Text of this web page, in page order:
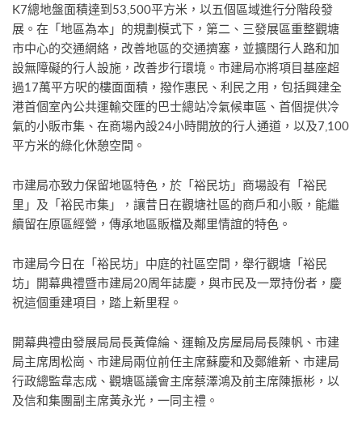
K7總地盤面積達到53,500平方米，以五個區域進行分階段發
展。在「地區為本」的規劃模式下，第二、三發展區重整觀塘
市中心的交通網絡，改善地區的交通擠塞，並擴闊行人路和加
設無障礙的行人設施，改善步行環境。市建局亦將項目基座超
過17萬平方呎的樓面面積，撥作惠民、利民之用，包括興建全
港首個室內公共運輸交匯的巴士總站冷氣候車區、首個提供冷
氣的小販市集、在商場內設24小時開放的行人通道，以及7,100
平方米的綠化休憩空間。
市建局亦致力保留地區特色，於「裕民坊」商場設有「裕民
里」及「裕民市集」，讓昔日在觀塘社區的商戶和小販，能繼
續留在原區經營，傳承地區販檔及鄰里情誼的特色。
市建局今日在「裕民坊」中庭的社區空間，舉行觀塘「裕民
坊」開幕典禮暨市建局20周年誌慶，與市民及一眾持份者，慶
祝這個重建項目，踏上新里程。
開幕典禮由發展局局長黃偉綸、運輸及房屋局局長陳帆、市建
局主席周松崗、市建局兩位前任主席蘇慶和及鄭維新、市建局
行政總監韋志成、觀塘區議會主席蔡澤鴻及前主席陳振彬，以
及信和集團副主席黃永光，一同主禮。